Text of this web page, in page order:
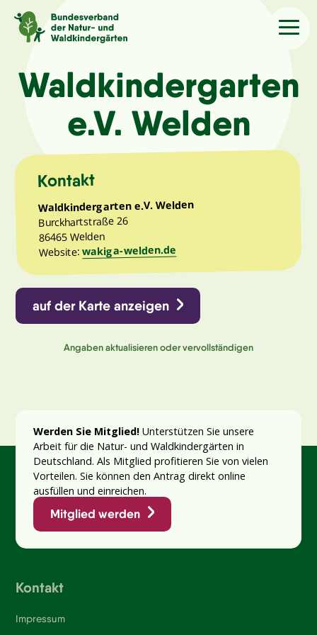
Sprache/Language
Aktuelles
Über uns
Kindergärten
Angebote
Kontakt
Waldkindergarten
e.V. Welden
Kontakt
Waldkindergarten e.V. Welden
Burckhartstraße 26
86465 Welden
Website:wakiga-welden.de
auf der Karte anzeigen
Angaben aktualisieren oder vervollständigen
Werden Sie Mitglied!Unterstützen Sie unsere
Arbeit für die Natur- und Waldkindergärten in
Deutschland. Als Mitglied profitieren Sie von vielen
Vorteilen. Sie können den Antrag direkt online
ausfüllen und einreichen.
Mitglied werden
Kontakt
Impressum